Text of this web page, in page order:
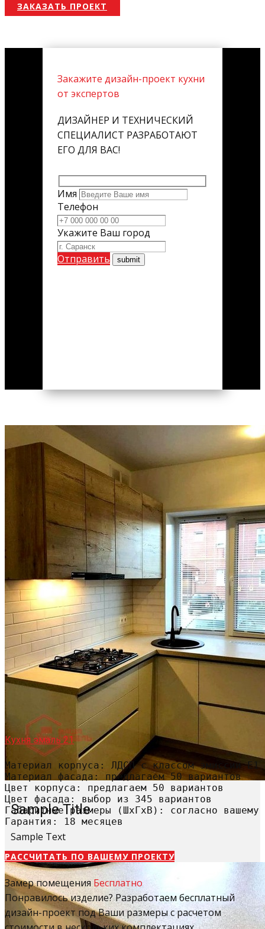
ЗАКАЗАТЬ ПРОЕКТ
Закажите дизайн-проект кухни
от экспертов
ДИЗАЙНЕР И ТЕХНИЧЕСКИЙ
СПЕЦИАЛИСТ РАЗРАБОТАЮТ
ЕГО ДЛЯ ВАС!
Имя
Телефон
Укажите Ваш город
Отправить
Sample Title
Sample Text
Кухня эмаль 21
Материал корпуса: ЛДСП с классом эмиссии Е1
Материал фасада: предлагаем 50 вариантов
Цвет корпуса: предлагаем 50 вариантов
Цвет фасада: выбор из 345 вариантов
Габаритные размеры (ШхГхВ): согласно вашему
Гарантия: 18 месяцев
РАССЧИТАТЬ​ ПО ВАШЕМУ ПРОЕКТУ
Замер помещенияБесплатно
Понравилось изделие? Разработаем бесплатный
дизайн-проект под Ваши размеры с расчетом